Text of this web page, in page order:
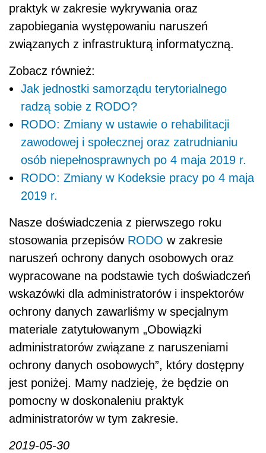
praktyk w zakresie wykrywania oraz
zapobiegania występowaniu naruszeń
związanych z infrastrukturą informatyczną.
Zobacz również:
Jak jednostki samorządu terytorialnego
radzą sobie z RODO?
RODO: Zmiany w ustawie o rehabilitacji
zawodowej i społecznej oraz zatrudnianiu
osób niepełnosprawnych po 4 maja 2019 r.
RODO: Zmiany w Kodeksie pracy po 4 maja
2019 r.
Nasze doświadczenia z pierwszego roku
stosowania przepisów RODO w zakresie
naruszeń ochrony danych osobowych oraz
wypracowane na podstawie tych doświadczeń
wskazówki dla administratorów i inspektorów
ochrony danych zawarliśmy w specjalnym
materiale zatytułowanym „Obowiązki
administratorów związane z naruszeniami
ochrony danych osobowych”, który dostępny
jest poniżej. Mamy nadzieję, że będzie on
pomocny w doskonaleniu praktyk
administratorów w tym zakresie.
2019-05-30